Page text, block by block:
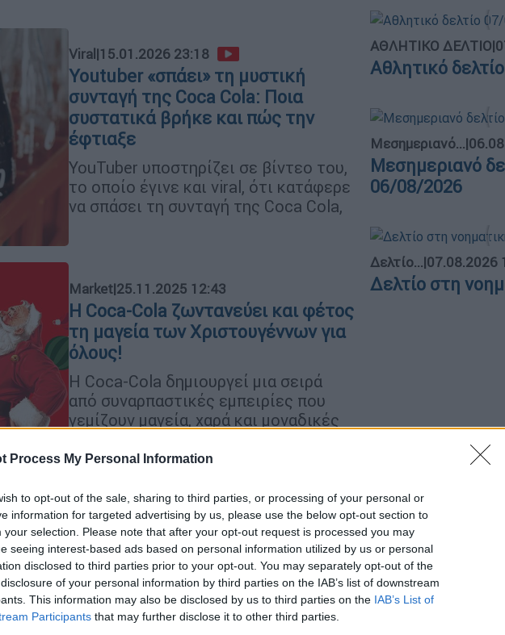
Process My Personal Information
to opt-out of the sale, sharing to third parties, or processing of your personal or
information for targeted advertising by us, please use the below opt-out section to
your selection. Please note that after your opt-out request is processed you may
seeing interest-based ads based on personal information utilized by us or personal
disclosed to third parties prior to your opt-out. You may separately opt-out of the
of your personal information by third parties on the IAB’s list of downstream
This information may also be disclosed by us to third parties on the IAB’s List of
Participants that may further disclose it to other third parties.
Viral|15.01.2026 23:18
Youtuber «σπάει» τη μυστική
συνταγή της Coca Cola: Ποια
συστατικά βρήκε και πώς την
έφτιαξε
YouTuber υποστηρίζει σε βίντεο του,
το οποίο έγινε και viral, ότι κατάφερε
να σπάσει τη συνταγή της Coca Cola,
Market|25.11.2025 12:43
Η Coca-Cola ζωντανεύει και φέτος
τη μαγεία των Χριστουγέννων για
όλους!
Η Coca-Cola δημιουργεί μια σειρά
από συναρπαστικές εμπειρίες που
γεμίζουν μαγεία, χαρά και μοναδικές
Market|11.06.2025 17:23
Share a Coke: Η εμβληματική
καμπάνια της Coca-Cola
επιστρέφει και δίνει το όνομα σου
στο φετινό καλοκαίρι!
Η Coca-Cola εμπνέεται από την
ΑΘΛΗΤΙΚΟ ΔΕΛΤΙΟ|
Αθλητικό
Μεσημεριανό...|
Μεσημεριανό
06/08/2026
Δελτίο...|07.08.2026
Δελτίο στη